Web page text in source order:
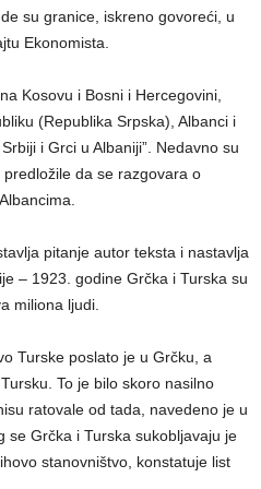
su granice, iskreno govoreći, u
Ekonomista.
Kosovu i Bosni i Hercegovini,
(Republika Srpska), Albanci i
i Grci u Albaniji”. Nedavno su
da se razgovara o
pitanje autor teksta i nastavlja
– 1923. godine Grčka i Turska su
miliona ljudi.
Turske poslato je u Grčku, a
To je bilo skoro nasilno
ratovale od tada, navedeno je u
se Grčka i Turska sukobljavaju je
stanovništvo, konstatuje list